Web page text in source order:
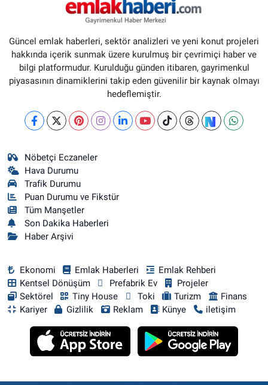
Güncel emlak haberleri, sektör analizleri ve yeni konut projeleri
hakkında içerik sunmak üzere kurulmuş bir çevrimiçi haber ve
bilgi platformudur. Kurulduğu günden itibaren, gayrimenkul
piyasasının dinamiklerini takip eden güvenilir bir kaynak olmayı
hedeflemiştir.
Nöbetçi Eczaneler
Hava Durumu
Trafik Durumu
Puan Durumu ve Fikstür
Tüm Manşetler
Son Dakika Haberleri
Haber Arşivi
Ekonomi Emlak Haberleri
Emlak Rehberi
Kentsel Dönüşüm
Prefabrik Ev
Projeler
Sektörel
Tiny House Toki Turizm
Finans
Kariyer
Gizlilik Reklam Künye iletişim